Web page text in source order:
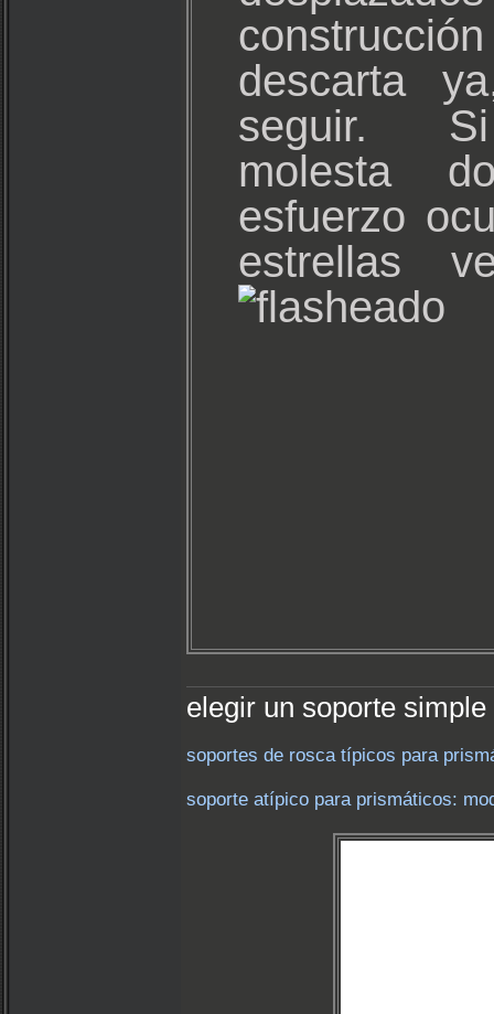
descarta
seguir. Si
molesta
esfuerzo
estrellas
elegir un soporte
soportes de rosca típicos para
soporte atípico para prismáticos: